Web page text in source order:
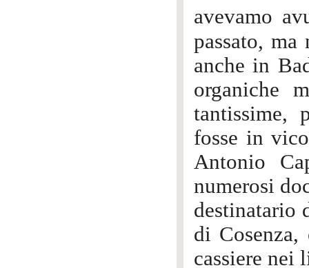
avevamo
passato,
anche in
organiche
tantissime,
fosse in
Antonio
numerosi
destinatario
di
cassiere nei